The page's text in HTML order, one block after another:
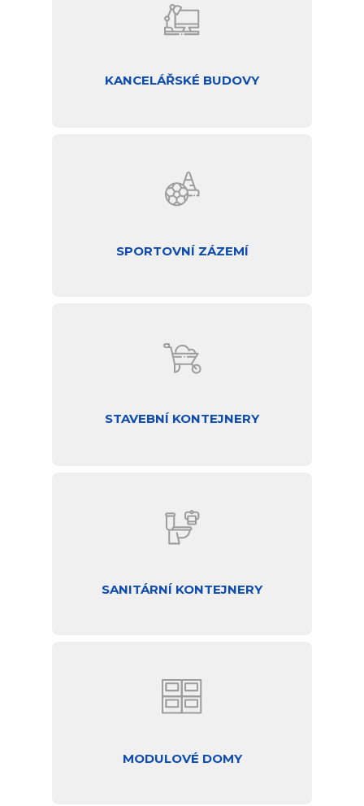
KANCELÁŘSKÉ BUDOVY
SPORTOVNÍ ZÁZEMÍ
STAVEBNÍ KONTEJNERY
SANITÁRNÍ KONTEJNERY
MODULOVÉ DOMY